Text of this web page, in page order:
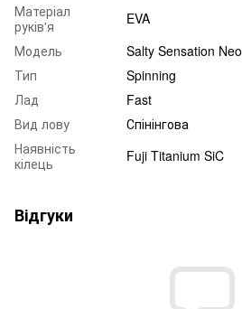
Матеріал
руків'я
EVA
Модель
Salty Sensation Neo
Тип
Spinning
Лад
Fast
Вид лову
Спінінгова
Наявність
кілець
Fuji Titanium SiC
Відгуки